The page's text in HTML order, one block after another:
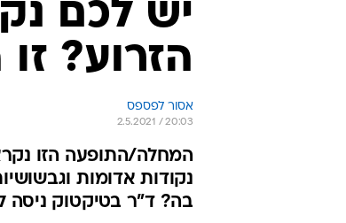
יש לכם
הזרוע?
אסור לפספס
2.5.2021 / 20:03
המחלה/התופעה הזו
נקודות אדומות
בה? ד"ר בטיקטוק ניסה